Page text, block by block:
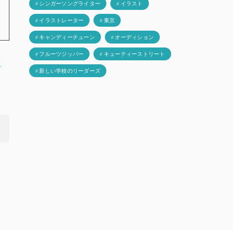
# シンガーソングライター # イラスト
# イラストレーター # 東京
# キャンディーチューン # オーディション
# フルーツジッパー # キューティーストリート
# 新しい学校のリーダーズ